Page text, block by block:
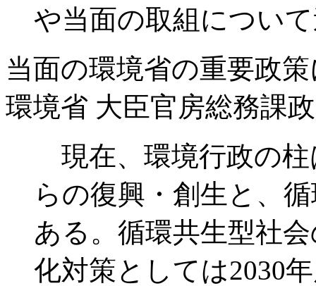
や当面の取組につい
当面の環境省の重要政
環境省 大臣官房総務課
現在、環境行政の柱
らの復興・創生と、
ある。循環共生型社
化対策としては2030